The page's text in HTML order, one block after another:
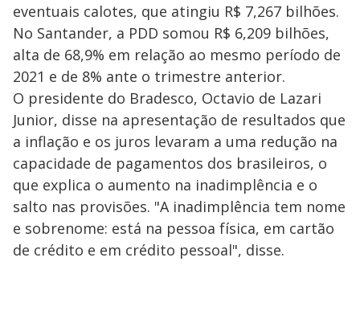
eventuais calotes, que atingiu R$ 7,267 bilhões.
No Santander, a PDD somou R$ 6,209 bilhões,
alta de 68,9% em relação ao mesmo período de
2021 e de 8% ante o trimestre anterior.
O presidente do Bradesco, Octavio de Lazari
Junior, disse na apresentação de resultados que
a inflação e os juros levaram a uma redução na
capacidade de pagamentos dos brasileiros, o
que explica o aumento na inadimplência e o
salto nas provisões. "A inadimplência tem nome
e sobrenome: está na pessoa física, em cartão
de crédito e em crédito pessoal", disse.